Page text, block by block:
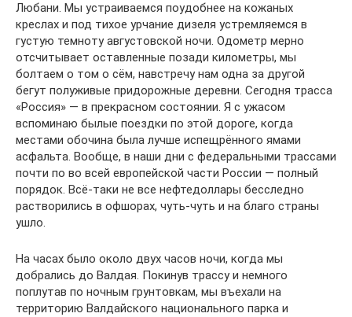
Любани. Мы устраиваемся поудобнее на кожаных
креслах и под тихое урчание дизеля устремляемся в
густую темноту августовской ночи. Одометр мерно
отсчитывает оставленные позади километры, мы
болтаем о том о сём, навстречу нам одна за другой
бегут полуживые придорожные деревни. Сегодня трасса
«Россия» — в прекрасном состоянии. Я с ужасом
вспоминаю былые поездки по этой дороге, когда
местами обочина была лучше испещрённого ямами
асфальта. Вообще, в наши дни с федеральными трассами
почти по во всей европейской части России — полный
порядок. Всё-таки не все нефтедоллары бесследно
растворились в офшорах, чуть-чуть и на благо страны
ушло.
На часах было около двух часов ночи, когда мы
добрались до Валдая. Покинув трассу и немного
поплутав по ночным грунтовкам, мы въехали на
территорию Валдайского национального парка и